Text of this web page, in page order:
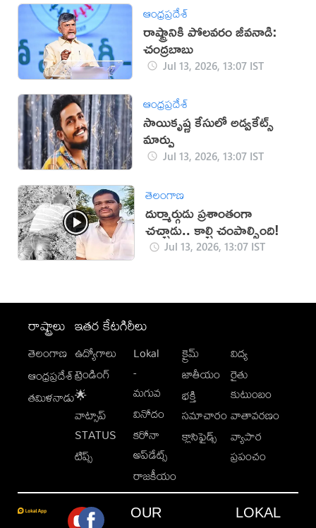
ఆంధ్రప్రదేశ్
రాష్ట్రానికి పోలవరం జీవనాడి:
చంద్రబాబు
Jul 13, 2026, 13:07 IST
ఆంధ్రప్రదేశ్
సాయికృష్ణ కేసులో అడ్వకేట్స్
మార్పు
Jul 13, 2026, 13:07 IST
తెలంగాణ
దుర్మార్గుడు ప్రశాంతంగా
చచ్చాడు.. కాల్చి చంపాల్సింది!
Jul 13, 2026, 13:07 IST
రాష్ట్రాలు
తెలంగాణ
ఆంధ్రప్రదేశ్
తమిళనాడు
ఇతర కేటగిరీలు
ఉద్యోగాలు
ట్రెండింగ్
🌟
వాట్సాప్
STATUS
టిప్స్
Lokal
-
మగువ
వినోదం
కరోనా
అప్‌డేట్స్
రాజకీయం
క్రైమ్
జాతీయం
భక్తి
సమాచారం
క్లాసిఫైడ్స్
విద్య
రైతు
కుటుంబం
వాతావరణం
వ్యాపార
ప్రపంచం
OUR LOKAL